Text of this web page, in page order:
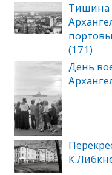
Тишина
(171)
День